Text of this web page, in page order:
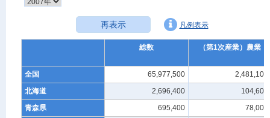
再表示 凡例表示
総数 （第1次産業）農業
全国 65,977,500
2,481,100
北海道
2,696,400
104,600
青森県
695,400
78,000